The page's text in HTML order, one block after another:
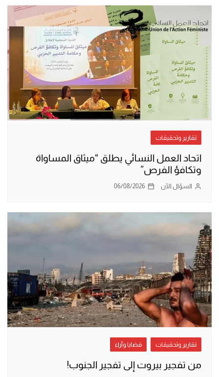
تقارير وتحقيقات
اتحاد العمل النسائي يطلق “ميثاق المساواة
وتكافؤ الفرص”
السؤال الآن 06/08/2026
تقارير وتحقيقات قضايا وآراء
من تفجير بيروت إلى تفجير الجنوب!